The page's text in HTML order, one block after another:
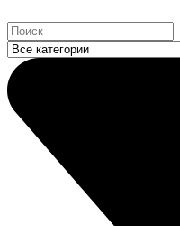
Search
...